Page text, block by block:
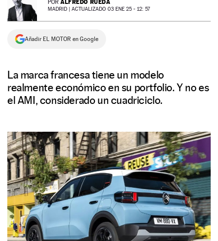
NEWSLETTER
SÍGUENOS
POR ALFREDO RUEDA
MADRID | ACTUALIZADO 03 ENE 25 - 12: 57
Añadir EL MOTOR en Google
La marca francesa tiene un modelo
realmente económico en su portfolio. Y no es
el AMI, considerado un cuadriciclo.